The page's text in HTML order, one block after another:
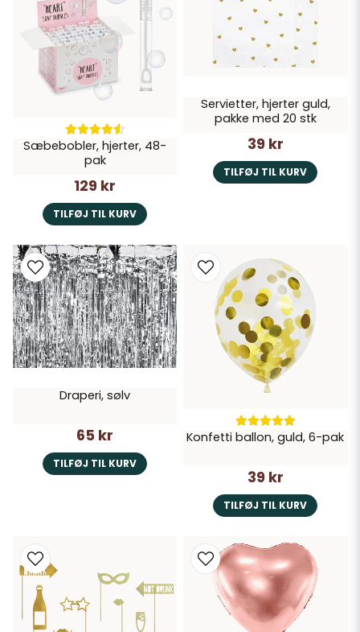
Sæbebobler, hjerter, 48-
pak
129 kr
TILFØJ TIL KURV
Servietter, hjerter guld,
pakke med 20 stk
39 kr
TILFØJ TIL KURV
Draperi, sølv
65 kr
TILFØJ TIL KURV
Konfetti ballon, guld, 6-pak
39 kr
TILFØJ TIL KURV